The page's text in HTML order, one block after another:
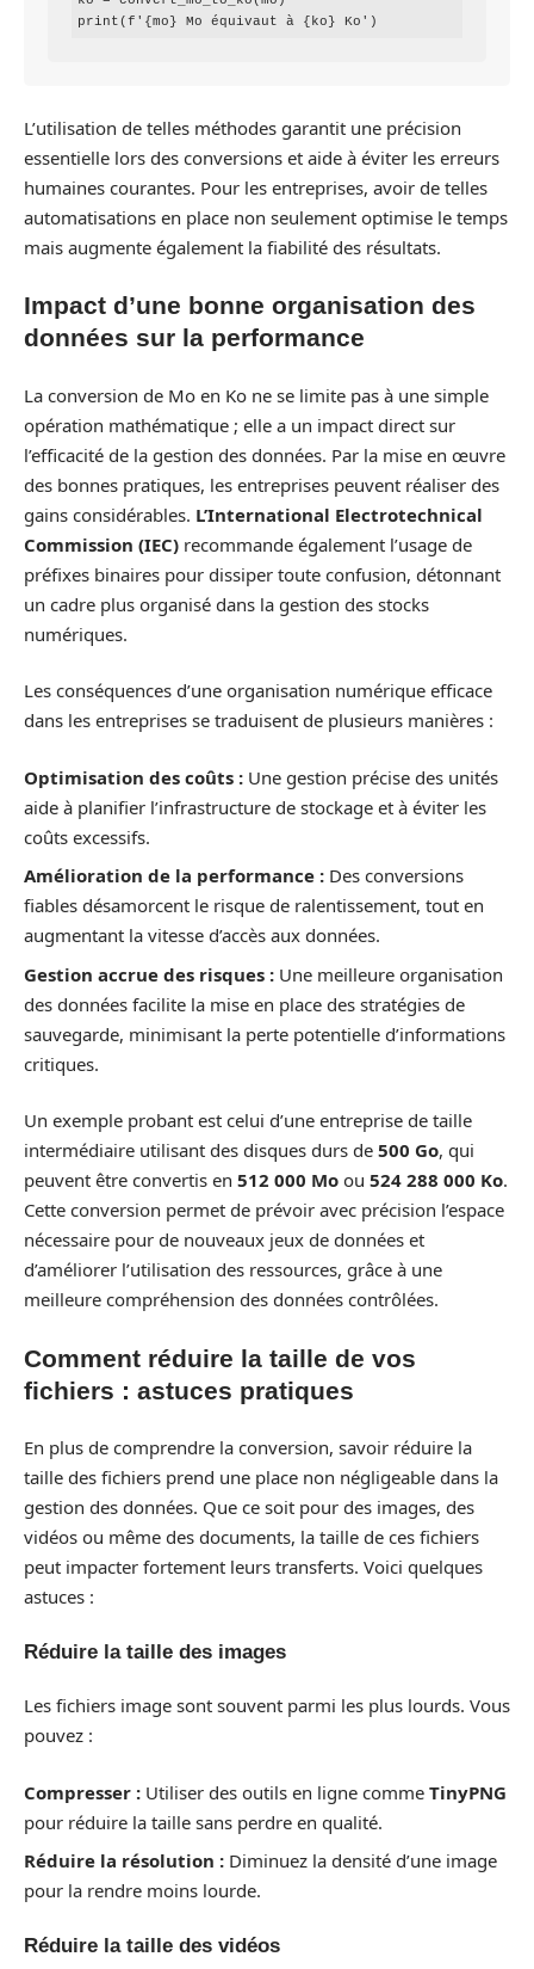
print(f'{mo} Mo équivaut à {ko} Ko')
L’utilisation de telles méthodes garantit une précision
essentielle lors des conversions et aide à éviter les erreurs
humaines courantes. Pour les entreprises, avoir de telles
automatisations en place non seulement optimise le temps
mais augmente également la fiabilité des résultats.
Impact d’une bonne organisation des
données sur la performance
La conversion de Mo en Ko ne se limite pas à une simple
opération mathématique ; elle a un impact direct sur
l’efficacité de la gestion des données. Par la mise en œuvre
des bonnes pratiques, les entreprises peuvent réaliser des
gains considérables. L’International Electrotechnical
Commission (IEC) recommande également l’usage de
préfixes binaires pour dissiper toute confusion, détonnant
un cadre plus organisé dans la gestion des stocks
numériques.
Les conséquences d’une organisation numérique efficace
dans les entreprises se traduisent de plusieurs manières :
Optimisation des coûts : Une gestion précise des unités
aide à planifier l’infrastructure de stockage et à éviter les
coûts excessifs.
Amélioration de la performance : Des conversions
fiables désamorcent le risque de ralentissement, tout en
augmentant la vitesse d’accès aux données.
Gestion accrue des risques : Une meilleure organisation
des données facilite la mise en place des stratégies de
sauvegarde, minimisant la perte potentielle d’informations
critiques.
Un exemple probant est celui d’une entreprise de taille
intermédiaire utilisant des disques durs de 500 Go, qui
peuvent être convertis en 512 000 Mo ou 524 288 000 Ko.
Cette conversion permet de prévoir avec précision l’espace
nécessaire pour de nouveaux jeux de données et
d’améliorer l’utilisation des ressources, grâce à une
meilleure compréhension des données contrôlées.
Comment réduire la taille de vos
fichiers : astuces pratiques
En plus de comprendre la conversion, savoir réduire la
taille des fichiers prend une place non négligeable dans la
gestion des données. Que ce soit pour des images, des
vidéos ou même des documents, la taille de ces fichiers
peut impacter fortement leurs transferts. Voici quelques
astuces :
Réduire la taille des images
Les fichiers image sont souvent parmi les plus lourds. Vous
pouvez :
Compresser : Utiliser des outils en ligne comme TinyPNG
pour réduire la taille sans perdre en qualité.
Réduire la résolution : Diminuez la densité d’une image
pour la rendre moins lourde.
Réduire la taille des vidéos